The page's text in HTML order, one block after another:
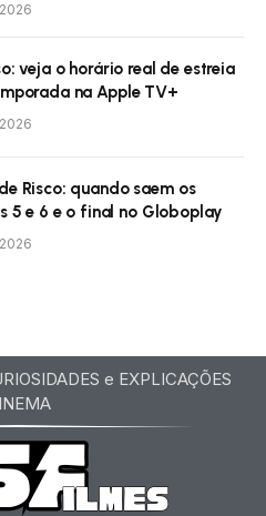
veja o horário real de estreia
na Apple TV+
Risco: quando saem os
5 e 6 e o final no Globoplay
e EXPLICAÇÕES